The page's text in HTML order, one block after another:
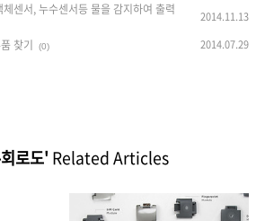
센서, 누수센서등 물을 감지하여 출력
2014.11.13
찾기 (0) 2014.07.29
로도' Related Articles